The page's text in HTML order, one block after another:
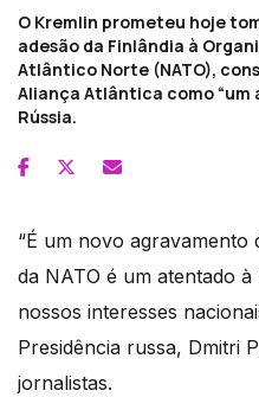
O Kremlin prometeu hoje
adesão da Finlândia à
Atlântico Norte (NATO),
Aliança Atlântica como “um
Rússia.
“É um novo agravamento
da NATO é um atentado
nossos interesses
Presidência russa, Dmitri
jornalistas.